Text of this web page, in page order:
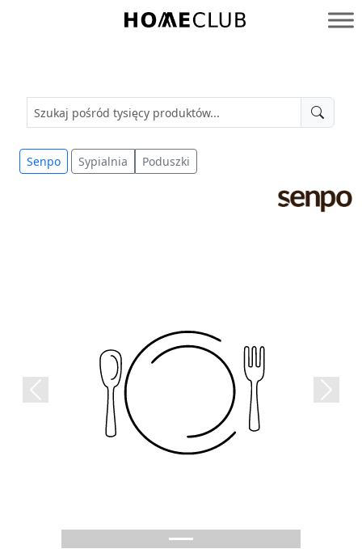
Homeclub
Senpo Sypialnia Poduszki
Previous Next